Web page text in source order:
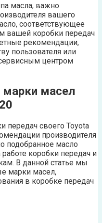
масла, важно
вашего
соответствующее
вашей коробки передач
рекомендации,
пользователя или
центром
масел
передач своего Toyota
производителя
подобранное масло
коробки передач и
В данной статье мы
марки масел,
в коробке передач